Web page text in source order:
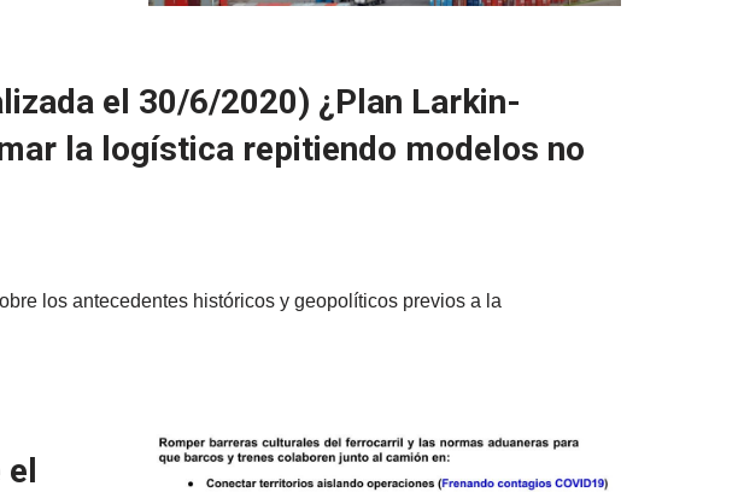
el 30/6/2020) ¿Plan Larkin-
la logística repitiendo modelos no
los antecedentes históricos y geopolíticos previos a la
el